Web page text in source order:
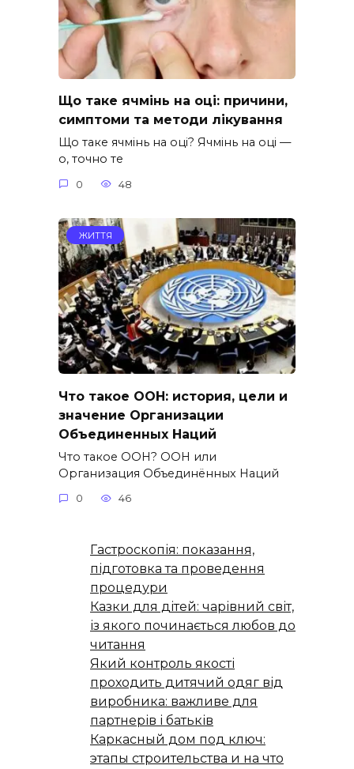
Що таке ячмінь на оці: причини,
симптоми та методи лікування
Що таке ячмінь на оці? Ячмінь на оці —
о, точно те
0 48
ЖИТТЯ
Что такое ООН: история, цели и
значение Организации
Объединенных Наций
Что такое ООН? ООН или
Организация Объединённых Наций
0 46
Гастроскопія: показання,
підготовка та проведення
процедури
Казки для дітей: чарівний світ,
із якого починається любов до
читання
Який контроль якості
проходить дитячий одяг від
виробника: важливе для
партнерів і батьків
Каркасный дом под ключ:
этапы строительства и на что